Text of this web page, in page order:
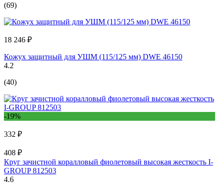
(69)
18 246 ₽
Кожух защитный для УШМ (115/125 мм) DWE 46150
4.2
(40)
-19%
332 ₽
408 ₽
Круг зачистной коралловый фиолетовый высокая жесткость I-
GROUP 812503
4.6